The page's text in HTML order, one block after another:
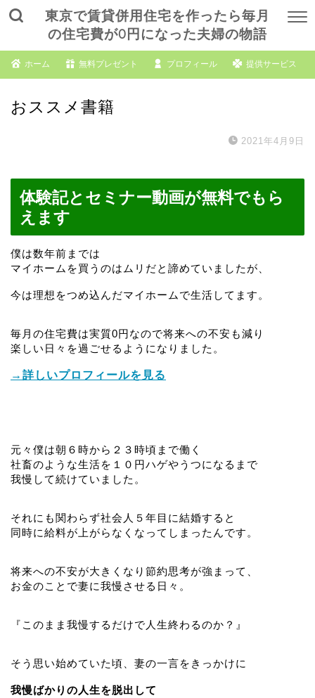
東京で賃貸併用住宅を作ったら毎月
の住宅費が0円になった夫婦の物語
ホーム 無料プレゼント プロフィール 提供サービス
おススメ書籍
2021年4月9日
体験記とセミナー動画が無料でもら
えます
僕は数年前までは
マイホームを買うのはムリだと諦めていましたが、
今は理想をつめ込んだマイホームで生活してます。
毎月の住宅費は実質0円なので将来への不安も減り
楽しい日々を過ごせるようになりました。
→詳しいプロフィールを見る
元々僕は朝６時から２３時頃まで働く
社畜のような生活を１０円ハゲやうつになるまで
我慢して続けていました。
それにも関わらず社会人５年目に結婚すると
同時に給料が上がらなくなってしまったんです。
将来への不安が大きくなり節約思考が強まって、
お金のことで妻に我慢させる日々。
『このまま我慢するだけで人生終わるのか？』
そう思い始めていた頃、妻の一言をきっかけに
我慢ばかりの人生を脱出して